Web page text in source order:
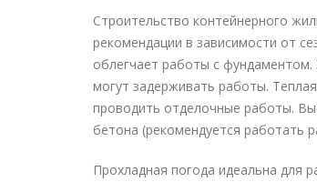
Строительство контейнерного
рекомендации в зависимости от
облегчает работы с
могут задерживать работы.
проводить отделочные работы.
бетона (рекомендуется работать
Прохладная погода идеальна для